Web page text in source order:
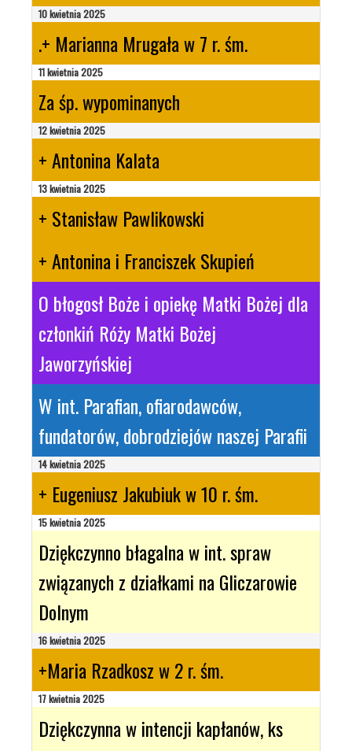
10 kwietnia 2025
.+ Marianna Mrugała w 7 r. śm.
11 kwietnia 2025
Za śp. wypominanych
12 kwietnia 2025
+ Antonina Kalata
13 kwietnia 2025
+ Stanisław Pawlikowski
+ Antonina i Franciszek Skupień
O błogosł Boże i opiekę Matki Bożej dla
członkiń Róży Matki Bożej
Jaworzyńskiej
W int. Parafian, ofiarodawców,
fundatorów, dobrodziejów naszej Parafii
14 kwietnia 2025
+ Eugeniusz Jakubiuk w 10 r. śm.
15 kwietnia 2025
Dziękczynno błagalna w int. spraw
związanych z działkami na Gliczarowie
Dolnym
16 kwietnia 2025
+Maria Rzadkosz w 2 r. śm.
17 kwietnia 2025
Dziękczynna w intencji kapłanów, ks